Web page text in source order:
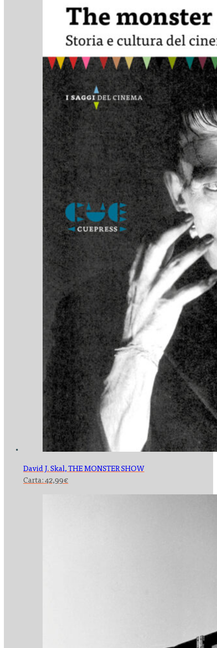
David J. Skal,THE MONSTER SHOW
Carta: 42,99€